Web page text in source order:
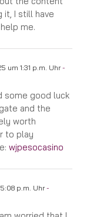
it, I still have
me.
um 1:31 p.m. Uhr-
some good luck
and the
worth
to play
wjpesocasino
p.m. Uhr-